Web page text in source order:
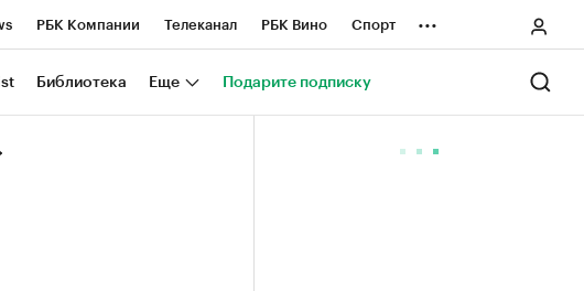
РБК Компании Телеканал РБК Вино Спорт
Национальные проекты Город
...
Библиотека Еще Подарите подписку